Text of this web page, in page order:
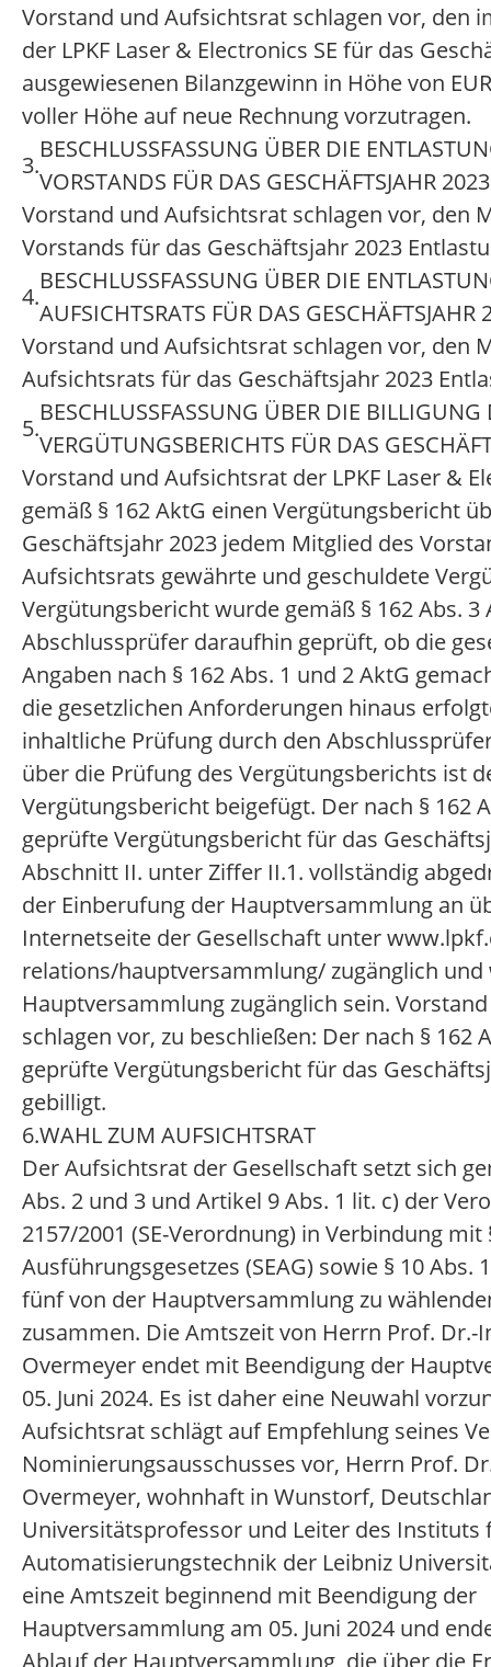
Vorstand und Aufsichtsrat schlagen vor, den
der LPKF Laser & Electronics SE für das
ausgewiesenen Bilanzgewinn in Höhe von
voller Höhe auf neue Rechnung vorzutragen.
3.
BESCHLUSSFASSUNG ÜBER DIE
VORSTANDS FÜR DAS GESCHÄFTSJAHR 2023
Vorstand und Aufsichtsrat schlagen vor, den
Vorstands für das Geschäftsjahr 2023
4.
BESCHLUSSFASSUNG ÜBER DIE
AUFSICHTSRATS FÜR DAS GESCHÄFTSJAHR
Vorstand und Aufsichtsrat schlagen vor, den
Aufsichtsrats für das Geschäftsjahr 2023
5.
BESCHLUSSFASSUNG ÜBER DIE BILLIGUNG
VERGÜTUNGSBERICHTS FÜR DAS
Vorstand und Aufsichtsrat der LPKF Laser &
gemäß § 162 AktG einen Vergütungsbericht
Geschäftsjahr 2023 jedem Mitglied des
Aufsichtsrats gewährte und geschuldete
Vergütungsbericht wurde gemäß § 162 Abs. 3
Abschlussprüfer daraufhin geprüft, ob die
Angaben nach § 162 Abs. 1 und 2 AktG
die gesetzlichen Anforderungen hinaus
inhaltliche Prüfung durch den
über die Prüfung des Vergütungsberichts ist
Vergütungsbericht beigefügt. Der nach § 162
geprüfte Vergütungsbericht für das
Abschnitt II. unter Ziffer II.1. vollständig
der Einberufung der Hauptversammlung an
Internetseite der Gesellschaft unter
relations/hauptversammlung/ zugänglich
Hauptversammlung zugänglich sein.
schlagen vor, zu beschließen: Der nach § 162
geprüfte Vergütungsbericht für das
gebilligt.
6.WAHL ZUM AUFSICHTSRAT
Der Aufsichtsrat der Gesellschaft setzt sich
Abs. 2 und 3 und Artikel 9 Abs. 1 lit. c) der
2157/2001 (SE-Verordnung) in Verbindung mit
Ausführungsgesetzes (SEAG) sowie § 10 Abs.
fünf von der Hauptversammlung zu
zusammen. Die Amtszeit von Herrn Prof. Dr.-
Overmeyer endet mit Beendigung der
05. Juni 2024. Es ist daher eine Neuwahl
Aufsichtsrat schlägt auf Empfehlung seines
Nominierungsausschusses vor, Herrn Prof.
Overmeyer, wohnhaft in Wunstorf,
Universitätsprofessor und Leiter des Instituts
Automatisierungstechnik der Leibniz
eine Amtszeit beginnend mit Beendigung der
Hauptversammlung am 05. Juni 2024 und
Ablauf der Hauptversammlung, die über die